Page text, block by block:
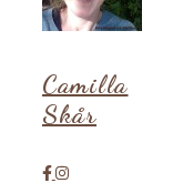
Camilla
Skår